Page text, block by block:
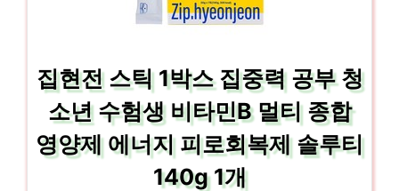
집현전 스틱 1박스 집중력 공부 청
소년 수험생 비타민B 멀티 종합
영양제 에너지 피로회복제 솔루티
140g 1개